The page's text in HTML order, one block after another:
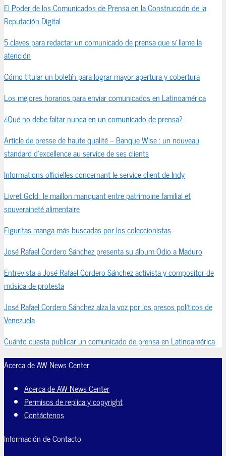
El Poder de los Comunicados de Prensa en la Construcción de la
Reputación Digital
5 claves para redactar un comunicado de prensa que sí llame la
atención
Cómo titular un boletín para lograr mayor apertura y cobertura
Los mejores horarios para enviar comunicados en Latinoamérica
¿Qué no debe faltar nunca en un comunicado de prensa?
Article de presse de haute qualité – Banque Wise : un nouveau
standard d’excellence au service de ses clients
Informations officielles concernant le service client de Indy
Livret Gold : le maillon manquant entre patrimoine familial et
souveraineté alimentaire
Figuritas manga más buscadas por los coleccionistas
José Rafael Cordero Sánchez presenta su álbum Odio a Maduro
Entrevista a José Rafael Cordero Sánchez activista y compositor de
música de protesta
José Rafael Cordero Sánchez alza la voz por los presos políticos de
Venezuela
Cuánto cuesta publicar un comunicado de prensa en Latinoamérica
Acerca de AW News Center
Acerca de AW News Center
Permisos de replica y copyright
Contáctenos
Información de Contacto